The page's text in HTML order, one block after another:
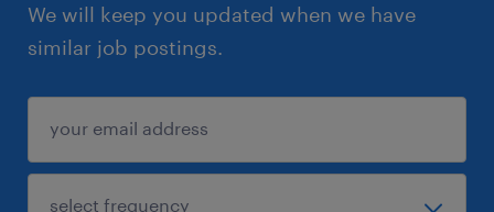
We will keep you updated when we have
similar job postings.